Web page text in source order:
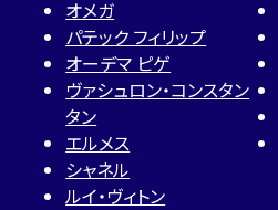
オメガ
パテック フィリップ
オーデマ ピゲ
ヴァシュロン・コンスタン
タン
エルメス
シャネル
ルイ・ヴィトン